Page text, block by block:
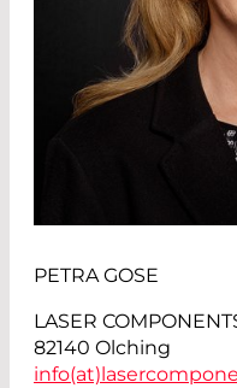
PETRA GOSE
LASER
82140 Olching
info(at)